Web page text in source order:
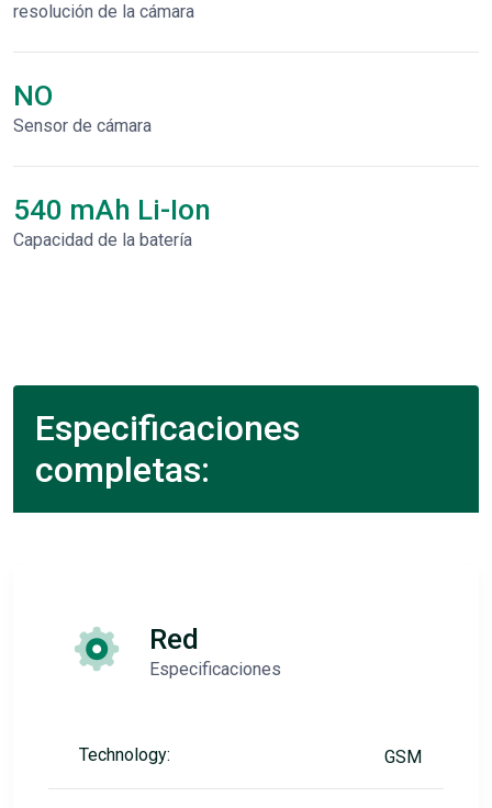
resolución de la cámara
NO
Sensor de cámara
540 mAh Li-Ion
Capacidad de la batería
Especificaciones
completas:
Red
Especificaciones
Technology: GSM